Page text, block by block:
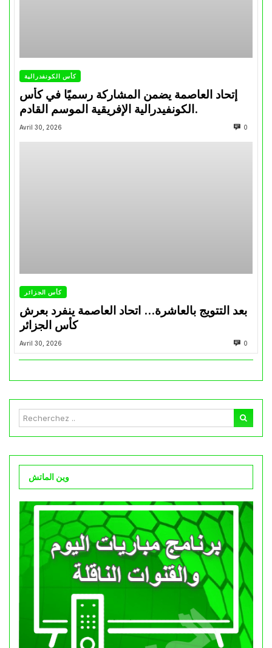
كأس الكونفدرالية
إتحاد العاصمة يضمن المشاركة رسميًا في كأس
الكونفيدرالية الإفريقية الموسم القادم.
Avril 30, 2026 0
كأس الجزائر
بعد التتويج بالعاشرة… اتحاد العاصمة ينفرد بعرش
كأس الجزائر
Avril 30, 2026 0
وين الماتش